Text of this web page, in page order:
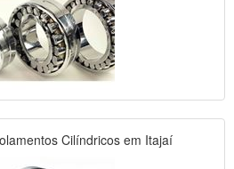
Cilíndricos em Itajaí